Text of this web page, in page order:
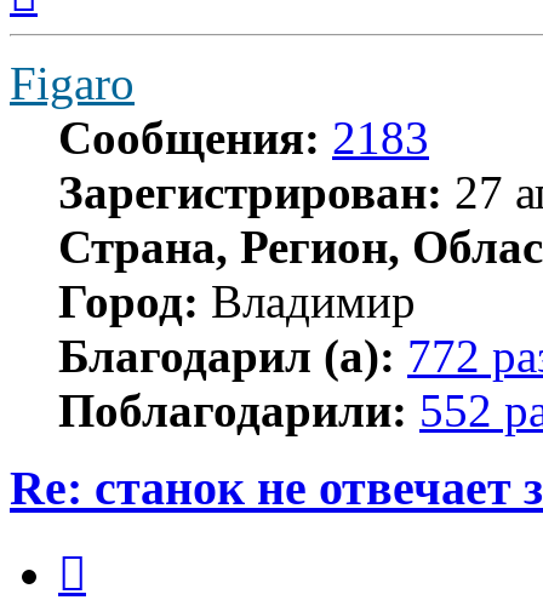
началу
Figaro
Сообщения: 2183
Зарегистрирован: 27
Страна, Регион,
Город: Владимир
Благодарил (а): 772
Поблагодарили: 552
Re: станок не